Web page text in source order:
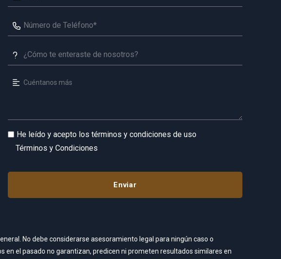
He leído y acepto los términos y condiciones de uso
Términos y Condiciones
No debe considerarse asesoramiento legal para ningún caso o
en el pasado no garantizan, predicen ni prometen resultados similares en